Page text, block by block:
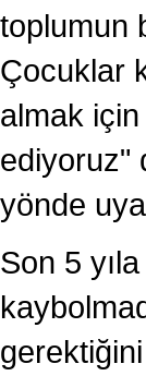
toplumun
Çocuklar
almak
ediyoruz"
yönde
Son 5